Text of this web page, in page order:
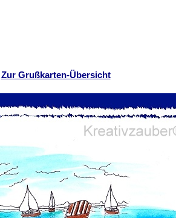
Zur Grußkarten-Übersicht